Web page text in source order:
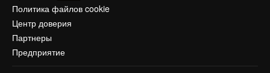
Политика файлов cookie
Центр доверия
Партнеры
Предприятие